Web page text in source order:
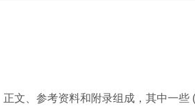
文、参考资料和附录组成，其中一些